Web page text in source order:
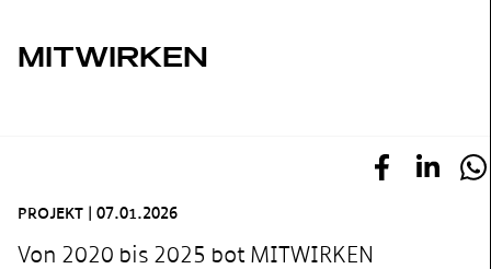
MITWIRKEN
PROJEKT 07.01.2026
Von 2020 bis 2025 bot MITWIRKEN